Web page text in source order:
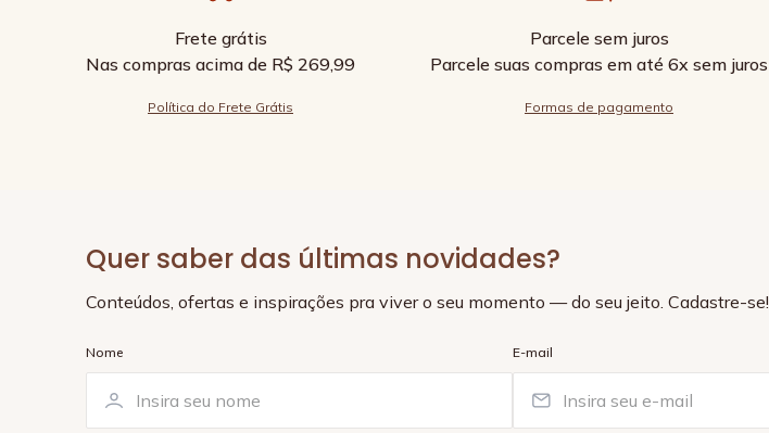
Frete grátis
Nas compras acima de R$ 269,99
Política do Frete Grátis
Parcele sem juros
Parcele suas compras em até 6x sem juros
Formas de pagamento
Quer saber das últimas novidades?
Conteúdos, ofertas e inspirações pra viver o seu momento — do seu jeito. Cadastre-se!
Nome E-mail